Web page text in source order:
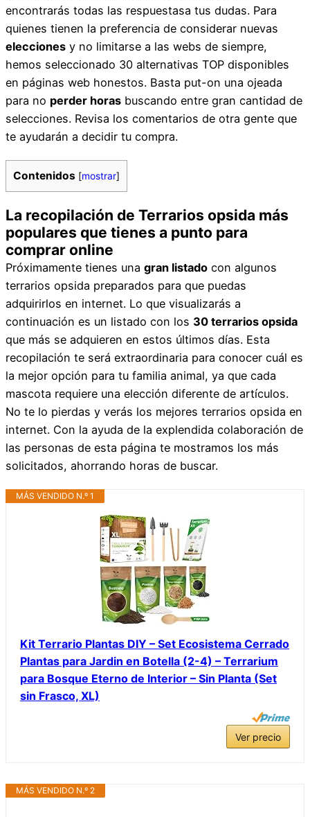
encontrarás todas las respuestasa tus dudas. Para
quienes tienen la preferencia de considerar nuevas
elecciones y no limitarse a las webs de siempre,
hemos seleccionado 30 alternativas TOP disponibles
en páginas web honestos. Basta put-on una ojeada
para no perder horas buscando entre gran cantidad de
selecciones. Revisa los comentarios de otra gente que
te ayudarán a decidir tu compra.
Contenidos [mostrar]
La recopilación de Terrarios opsida más
populares que tienes a punto para
comprar online
Próximamente tienes una gran listado con algunos
terrarios opsida preparados para que puedas
adquirirlos en internet. Lo que visualizarás a
continuación es un listado con los 30 terrarios opsida
que más se adquieren en estos últimos días. Esta
recopilación te será extraordinaria para conocer cuál es
la mejor opción para tu familia animal, ya que cada
mascota requiere una elección diferente de artículos.
No te lo pierdas y verás los mejores terrarios opsida en
internet. Con la ayuda de la explendida colaboración de
las personas de esta página te mostramos los más
solicitados, ahorrando horas de buscar.
MÁS VENDIDO N.º 1
Kit Terrario Plantas DIY – Set Ecosistema Cerrado
Plantas para Jardin en Botella (2-4) – Terrarium
para Bosque Eterno de Interior – Sin Planta (Set
sin Frasco, XL)
Ver precio
MÁS VENDIDO N.º 2